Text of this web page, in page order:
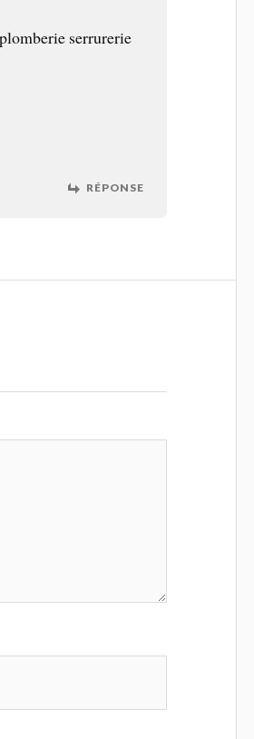
serrurerie
RÉPONSE